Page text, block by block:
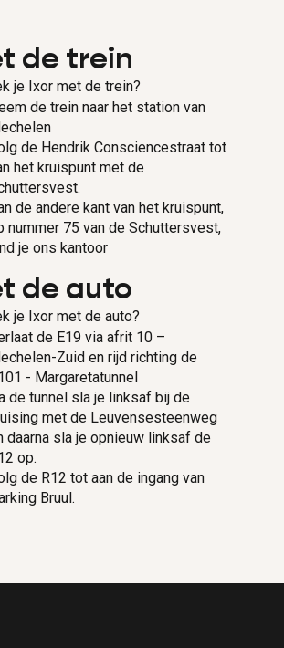
de trein
je Ixor met de trein?
de trein naar het station van
de Hendrik Consciencestraat tot
het kruispunt met de
de andere kant van het kruispunt,
nummer 75 van de Schuttersvest,
je ons kantoor
de auto
je Ixor met de auto?
de E19 via afrit 10 –
Zuid en rijd richting de
- Margaretatunnel
de tunnel sla je linksaf bij de
met de Leuvensesteenweg
daarna sla je opnieuw linksaf de
op.
de R12 tot aan de ingang van
Bruul.